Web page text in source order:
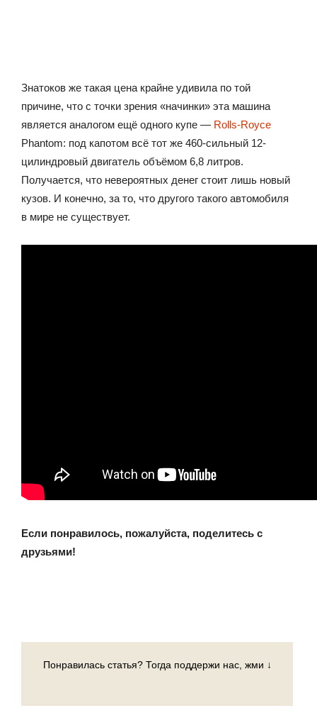
Знатоков же такая цена крайне удивила по той
причине, что с точки зрения «начинки» эта машина
является аналогом ещё одного купе — Rolls-Royce
Phantom: под капотом всё тот же 460-сильный 12-
цилиндровый двигатель объёмом 6,8 литров.
Получается, что невероятных денег стоит лишь новый
кузов. И конечно, за то, что другого такого автомобиля
в мире не существует.
Если понравилось, пожалуйста, поделитесь с
друзьями!
Понравилась статья? Тогда поддержи нас, жми ↓